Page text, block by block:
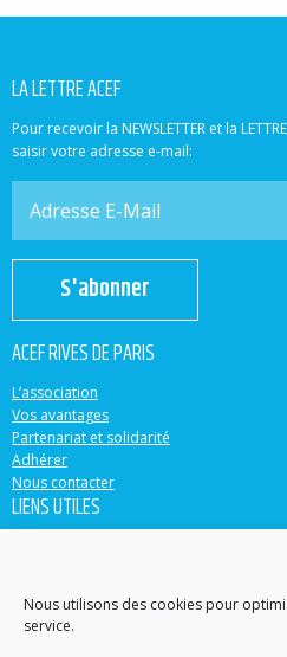
Nous utilisons des cookies pour
service.
LA LETTRE ACEF
Pour recevoir la NEWSLETTER et la
saisir votre adresse e-mail:
S'abonner
ACEF RIVES DE PARIS
L’association
Vos avantages
Partenariat et solidarité
Adhérer
Nous contacter
LIENS UTILES